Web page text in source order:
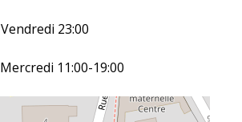
Vendredi 23:00
Mercredi 11:00-19:00